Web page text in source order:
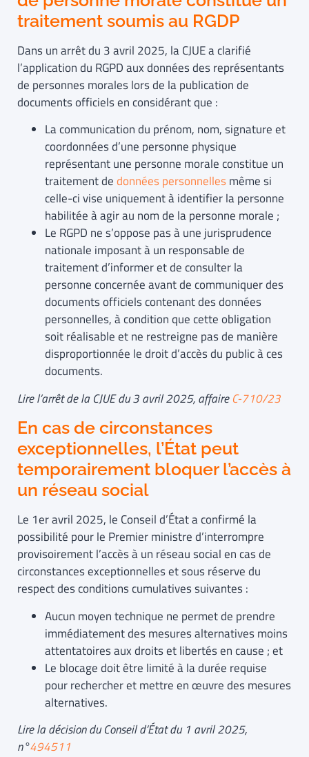
traitement soumis au RGDP
Dans un arrêt du 3 avril 2025, la CJUE a clarifié
l’application du RGPD aux données des représentants
de personnes morales lors de la publication de
documents officiels en considérant que :
La communication du prénom, nom, signature et
coordonnées d’une personne physique
représentant une personne morale constitue un
traitement dedonnées personnellesmême si
celle-ci vise uniquement à identifier la personne
habilitée à agir au nom de la personne morale ;
Le RGPD ne s’oppose pas à une jurisprudence
nationale imposant à un responsable de
traitement d’informer et de consulter la
personne concernée avant de communiquer des
documents officiels contenant des données
personnelles, à condition que cette obligation
soit réalisable et ne restreigne pas de manière
disproportionnée le droit d’accès du public à ces
documents.
Lire l’arrêt de la CJUE du3 avril 2025, affaireC-710/23
En cas de circonstances
exceptionnelles, l’État peut
temporairement bloquer l’accès à
un réseau social
Le 1er avril 2025, le Conseil d’État a confirmé la
possibilité pour le Premier ministre d’interrompre
provisoirement l’accès à un réseau social en cas de
circonstances exceptionnelles et sous réserve du
respect des conditions cumulatives suivantes :
Aucun moyen technique ne permet de prendre
immédiatement des mesures alternatives moins
attentatoires aux droits et libertés en cause ; et
Le blocage doit être limité à la durée requise
pour rechercher et mettre en œuvre des mesures
alternatives.
Lire la décision du Conseil d’État du 1 avril 2025,
n°494511